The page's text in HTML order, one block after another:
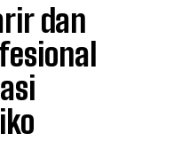
dan